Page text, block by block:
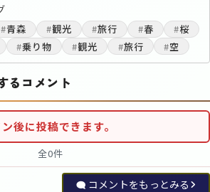
#青森 #観光 #旅行 #春 #桜
#乗り物 #観光 #旅行 #空
るコメント
後に投稿できます。
全0件
コメントをもっとみる